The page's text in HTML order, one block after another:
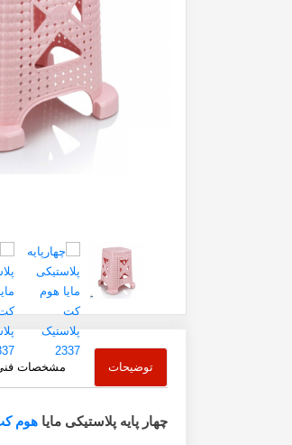
توضیحات مشخصات
چهار پایه پلاستیکی مایا هوم